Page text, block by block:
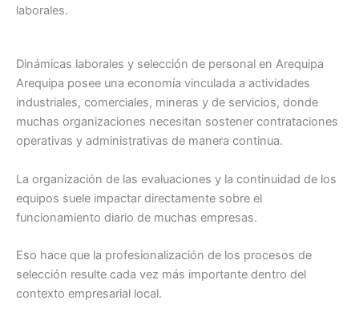
laborales.
Dinámicas laborales y selección de personal en Arequipa
Arequipa posee una economía vinculada a actividades
industriales, comerciales, mineras y de servicios, donde
muchas organizaciones necesitan sostener contrataciones
operativas y administrativas de manera continua.
La organización de las evaluaciones y la continuidad de los
equipos suele impactar directamente sobre el
funcionamiento diario de muchas empresas.
Eso hace que la profesionalización de los procesos de
selección resulte cada vez más importante dentro del
contexto empresarial local.